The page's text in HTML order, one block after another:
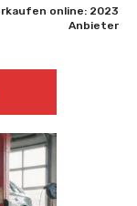
online: 2023
Anbieter